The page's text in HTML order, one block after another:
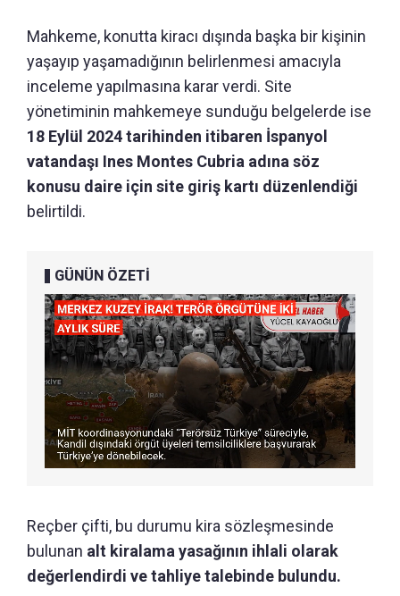
Mahkeme, konutta kiracı dışında başka bir kişinin
yaşayıp yaşamadığının belirlenmesi amacıyla
inceleme yapılmasına karar verdi. Site
yönetiminin mahkemeye sunduğu belgelerde ise
18 Eylül 2024 tarihinden itibaren İspanyol
vatandaşı Ines Montes Cubria adına söz
konusu daire için site giriş kartı düzenlendiği
belirtildi.
GÜNÜN ÖZETİ
Reçber çifti, bu durumu kira sözleşmesinde
bulunan alt kiralama yasağının ihlali olarak
değerlendirdi ve tahliye talebinde bulundu.